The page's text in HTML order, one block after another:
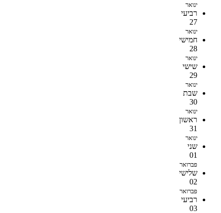
ינואר
רביעי
27
ינואר
חמישי
28
ינואר
שישי
29
ינואר
שבת
30
ינואר
ראשון
31
ינואר
שני
01
פברואר
שלישי
02
פברואר
רביעי
03